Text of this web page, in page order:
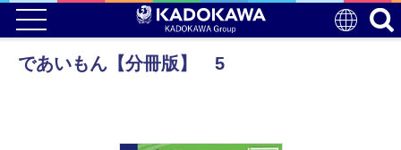
であいもん【分冊版】 5